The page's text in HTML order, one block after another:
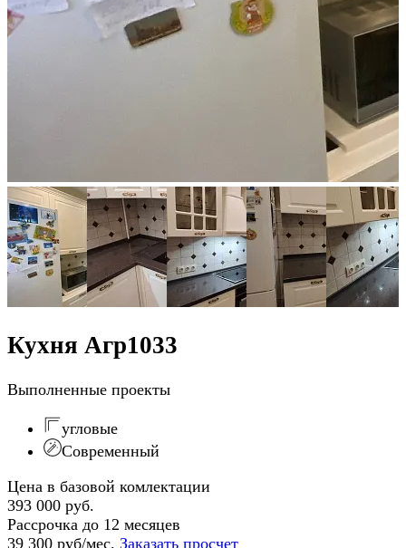
Кухня Агр1033
Выполненные проекты
угловые
Современный
Цена в базовой комлектации
393 000 руб.
Рассрочка до 12 месяцев
39 300 руб/мес. Заказать просчет